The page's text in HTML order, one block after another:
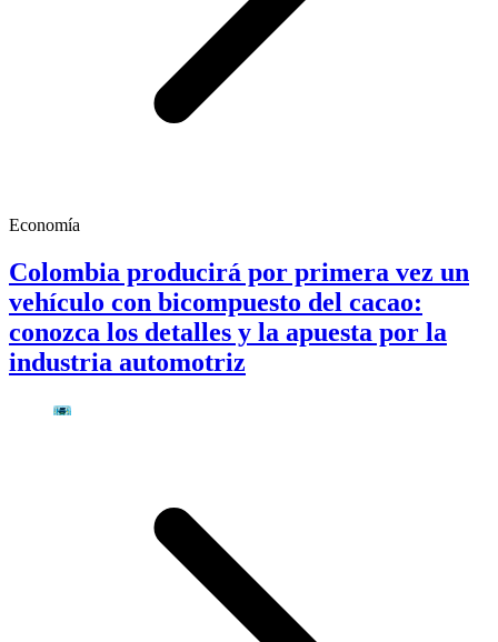
Economía
Colombia producirá por primera vez un
vehículo con bicompuesto del cacao:
conozca los detalles y la apuesta por la
industria automotriz